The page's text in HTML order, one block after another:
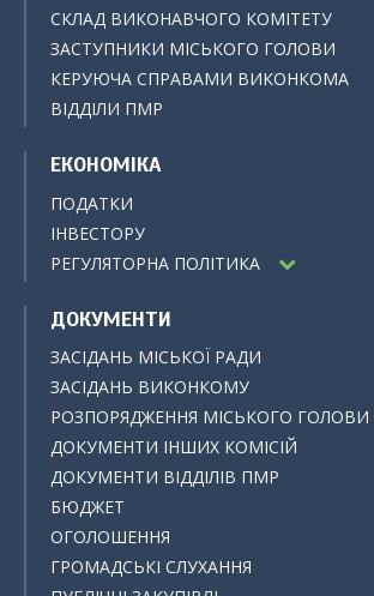
СКЛАД ВИКОНАВЧОГО КОМІТЕТУ
ЗАСТУПНИКИ МІСЬКОГО ГОЛОВИ
КЕРУЮЧА СПРАВАМИ ВИКОНКОМА
ВІДДІЛИ ПМР
ЕКОНОМІКА
ПОДАТКИ
ІНВЕСТОРУ
РЕГУЛЯТОРНА ПОЛІТИКА
ДОКУМЕНТИ
ЗАСІДАНЬ МІСЬКОЇ РАДИ
ЗАСІДАНЬ ВИКОНКОМУ
РОЗПОРЯДЖЕННЯ МІСЬКОГО ГОЛОВИ
ДОКУМЕНТИ ІНШИХ КОМІСІЙ
ДОКУМЕНТИ ВІДДІЛІВ ПМР
БЮДЖЕТ
ОГОЛОШЕННЯ
ГРОМАДСЬКІ СЛУХАННЯ